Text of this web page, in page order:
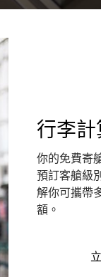
行李計
你的免費寄
預訂客艙級
解你可攜帶
額。